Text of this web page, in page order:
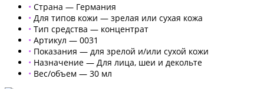
• Страна — Германия
• Для типов кожи — зрелая или сухая кожа
• Тип средства — концентрат
• Артикул — 0031
• Показания — для зрелой и/или сухой кожи
• Назначение — Для лица, шеи и декольте
• Вес/объем — 30 мл